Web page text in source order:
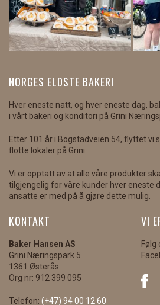
NORGES ELDSTE BAKERI
Hver eneste natt, og hver eneste dag,
i vårt bakeri og konditori på Grini
Etter 101 år i Bogstadveien 54, flyttet vi
flotte lokaler på Grini.
Vi er opptatt av at alle våre produkter
tilgjengelig for våre kunder hver eneste
ansatte er med på å gjøre dette mulig.
KONTAKT
Baker Hansen AS
Grini Næringspark 5
1361 Østerås
Org nr: 912 399 095
Telefon: (+47) 94 00 12 60
VI
Følg